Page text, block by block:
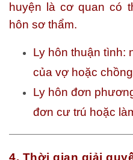
huyện là cơ quan có
hôn sơ thẩm.
Ly hôn thuận tình:
của vợ hoặc chồng
Ly hôn đơn
đơn cư trú hoặc
4. Thời gian giải